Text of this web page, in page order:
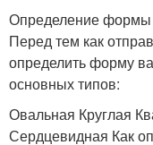
Определение
Перед тем как
определить форму
основных типов:
Овальная Круглая
Сердцевидная Как